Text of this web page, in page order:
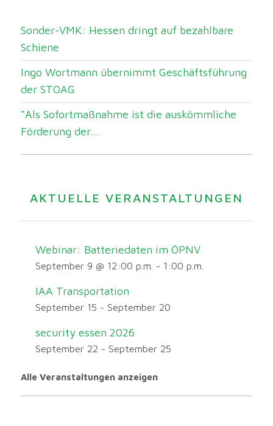
Sonder-VMK: Hessen dringt auf bezahlbare
Schiene
Ingo Wortmann übernimmt Geschäftsführung
der STOAG
“Als Sofortmaßnahme ist die auskömmliche
Förderung der...
AKTUELLE VERANSTALTUNGEN
Webinar: Batteriedaten im ÖPNV
September 9 @ 12:00 p.m. - 1:00 p.m.
IAA Transportation
September 15 - September 20
security essen 2026
September 22 - September 25
Alle Veranstaltungen anzeigen